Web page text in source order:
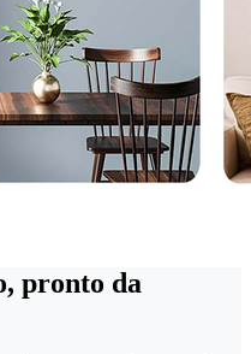
pronto da